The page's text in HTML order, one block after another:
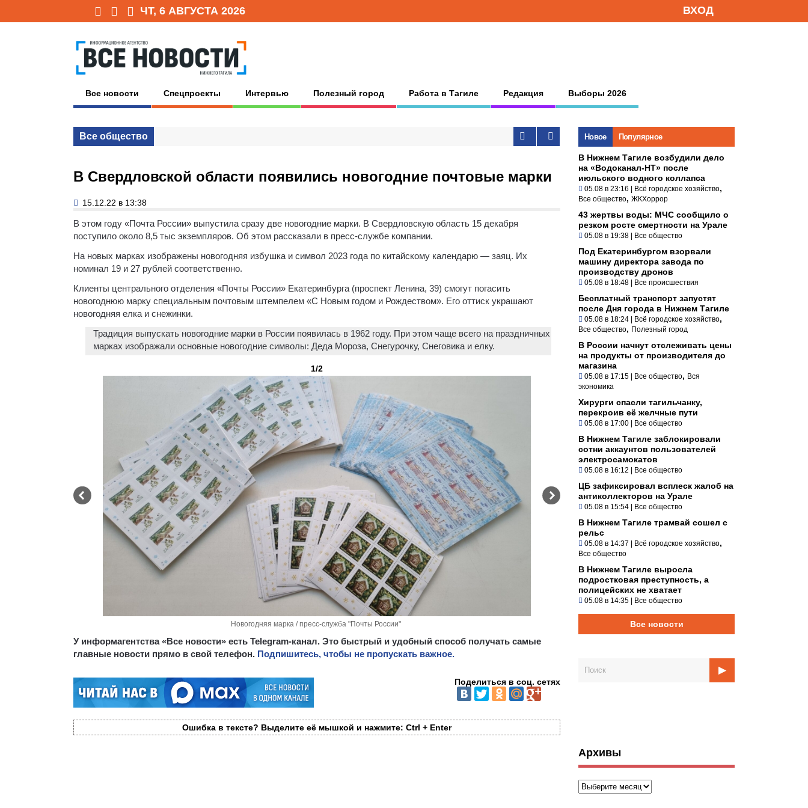
ЧТ, 6 АВГУСТА 2026 ВХОД
Все новости Спецпроекты Интервью Полезный город Работа в Тагиле Редакция Выборы 2026
Все общество
В Свердловской области появились новогодние почтовые марки
15.12.22 в 13:38
В этом году «Почта России» выпустила сразу две новогодние марки. В Свердловскую область 15 декабря
поступило около 8,5 тыс экземпляров. Об этом рассказали в пресс-службе компании.
На новых марках изображены новогодняя избушка и символ 2023 года по китайскому календарю — заяц. Их
номинал 19 и 27 рублей соответственно.
Клиенты центрального отделения «Почты России» Екатеринбурга (проспект Ленина, 39) смогут погасить
новогоднюю марку специальным почтовым штемпелем «С Новым годом и Рождеством». Его оттиск украшают
новогодняя елка и снежинки.
Традиция выпускать новогодние марки в России появилась в 1962 году. При этом чаще всего на праздничных
марках изображали основные новогодние символы: Деда Мороза, Снегурочку, Снеговика и елку.
1/2
Новогодняя марка / пресс-служба "Почты России"
У информагентства «Все новости» есть Telegram-канал. Это быстрый и удобный способ получать самые
главные новости прямо в свой телефон. Подпишитесь, чтобы не пропускать важное.
Поделиться в соц. сетях
Ошибка в тексте? Выделите её мышкой и нажмите: Ctrl + Enter
Новое Популярное
В Нижнем Тагиле возбудили дело
на «Водоканал-НТ» после
июльского водного коллапса
05.08 в 23:16 | Всё городское хозяйство,
Все общество, ЖКХоррор
43 жертвы воды: МЧС сообщило о
резком росте смертности на Урале
05.08 в 19:38 | Все общество
Под Екатеринбургом взорвали
машину директора завода по
производству дронов
05.08 в 18:48 | Все происшествия
Бесплатный транспорт запустят
после Дня города в Нижнем Тагиле
05.08 в 18:24 | Всё городское хозяйство,
Все общество, Полезный город
В России начнут отслеживать цены
на продукты от производителя до
магазина
05.08 в 17:15 | Все общество, Вся
экономика
Хирурги спасли тагильчанку,
перекроив её желчные пути
05.08 в 17:00 | Все общество
В Нижнем Тагиле заблокировали
сотни аккаунтов пользователей
электросамокатов
05.08 в 16:12 | Все общество
ЦБ зафиксировал всплеск жалоб на
антиколлекторов на Урале
05.08 в 15:54 | Все общество
В Нижнем Тагиле трамвай сошел с
рельс
05.08 в 14:37 | Всё городское хозяйство,
Все общество
В Нижнем Тагиле выросла
подростковая преступность, а
полицейских не хватает
05.08 в 14:35 | Все общество
Все новости
Архивы
Архивы